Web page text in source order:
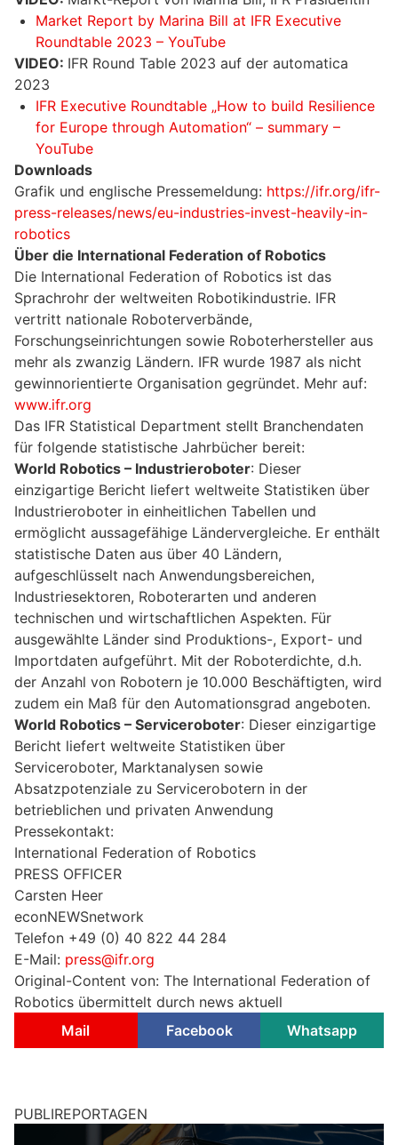
Market Report by Marina Bill at IFR Executive
Roundtable 2023 – YouTube
VIDEO: IFR Round Table 2023 auf der automatica
2023
IFR Executive Roundtable „How to build Resilience
for Europe through Automation“ – summary –
YouTube
Downloads
Grafik und englische Pressemeldung: https://ifr.org/ifr-
press-releases/news/eu-industries-invest-heavily-in-
robotics
Über die International Federation of Robotics
Die International Federation of Robotics ist das
Sprachrohr der weltweiten Robotikindustrie. IFR
vertritt nationale Roboterverbände,
Forschungseinrichtungen sowie Roboterhersteller aus
mehr als zwanzig Ländern. IFR wurde 1987 als nicht
gewinnorientierte Organisation gegründet. Mehr auf:
www.ifr.org
Das IFR Statistical Department stellt Branchendaten
für folgende statistische Jahrbücher bereit:
World Robotics – Industrieroboter: Dieser
einzigartige Bericht liefert weltweite Statistiken über
Industrieroboter in einheitlichen Tabellen und
ermöglicht aussagefähige Ländervergleiche. Er enthält
statistische Daten aus über 40 Ländern,
aufgeschlüsselt nach Anwendungsbereichen,
Industriesektoren, Roboterarten und anderen
technischen und wirtschaftlichen Aspekten. Für
ausgewählte Länder sind Produktions-, Export- und
Importdaten aufgeführt. Mit der Roboterdichte, d.h.
der Anzahl von Robotern je 10.000 Beschäftigten, wird
zudem ein Maß für den Automationsgrad angeboten.
World Robotics – Serviceroboter: Dieser einzigartige
Bericht liefert weltweite Statistiken über
Serviceroboter, Marktanalysen sowie
Absatzpotenziale zu Servicerobotern in der
betrieblichen und privaten Anwendung
Pressekontakt:
International Federation of Robotics
PRESS OFFICER
Carsten Heer
econNEWSnetwork
Telefon +49 (0) 40 822 44 284
E-Mail: press@ifr.org
Original-Content von: The International Federation of
Robotics übermittelt durch news aktuell
Mail
Facebook Whatsapp
PUBLIREPORTAGEN